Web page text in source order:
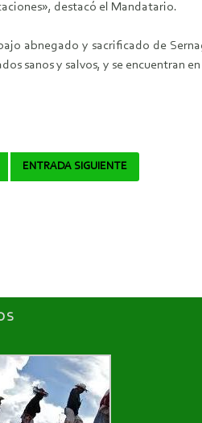
destacó el Mandatario.
abnegado y sacrificado de
sanos y salvos, y se encuentran
ENTRADA SIGUIENTE